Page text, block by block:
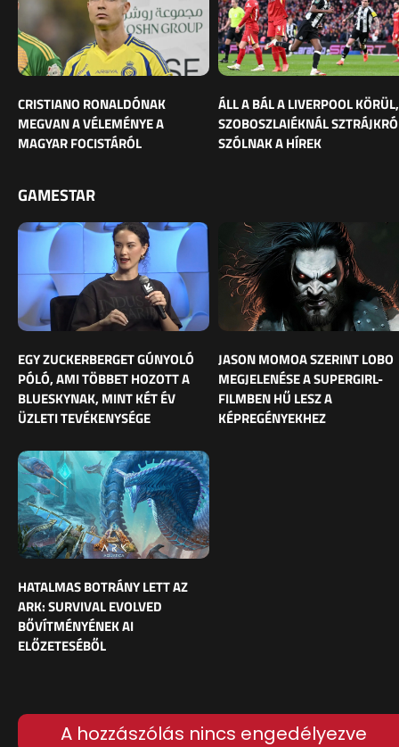
CRISTIANO RONALDÓNAK
MEGVAN A VÉLEMÉNYE A
MAGYAR FOCISTÁRÓL
ÁLL A BÁL A LIVERPOOL KÖRÜL,
SZOBOSZLAIÉKNÁL
SZÓLNAK A HÍREK
GAMESTAR
EGY ZUCKERBERGET GÚNYOLÓ
PÓLÓ, AMI TÖBBET HOZOTT A
BLUESKYNAK, MINT KÉT ÉV
ÜZLETI TEVÉKENYSÉGE
JASON MOMOA SZERINT LOBO
MEGJELENÉSE A SUPERGIRL-
FILMBEN HŰ LESZ A
KÉPREGÉNYEKHEZ
HATALMAS BOTRÁNY LETT AZ
ARK: SURVIVAL EVOLVED
BŐVÍTMÉNYÉNEK AI
ELŐZETESÉBŐL
A hozzászólás nincs engedélyezve